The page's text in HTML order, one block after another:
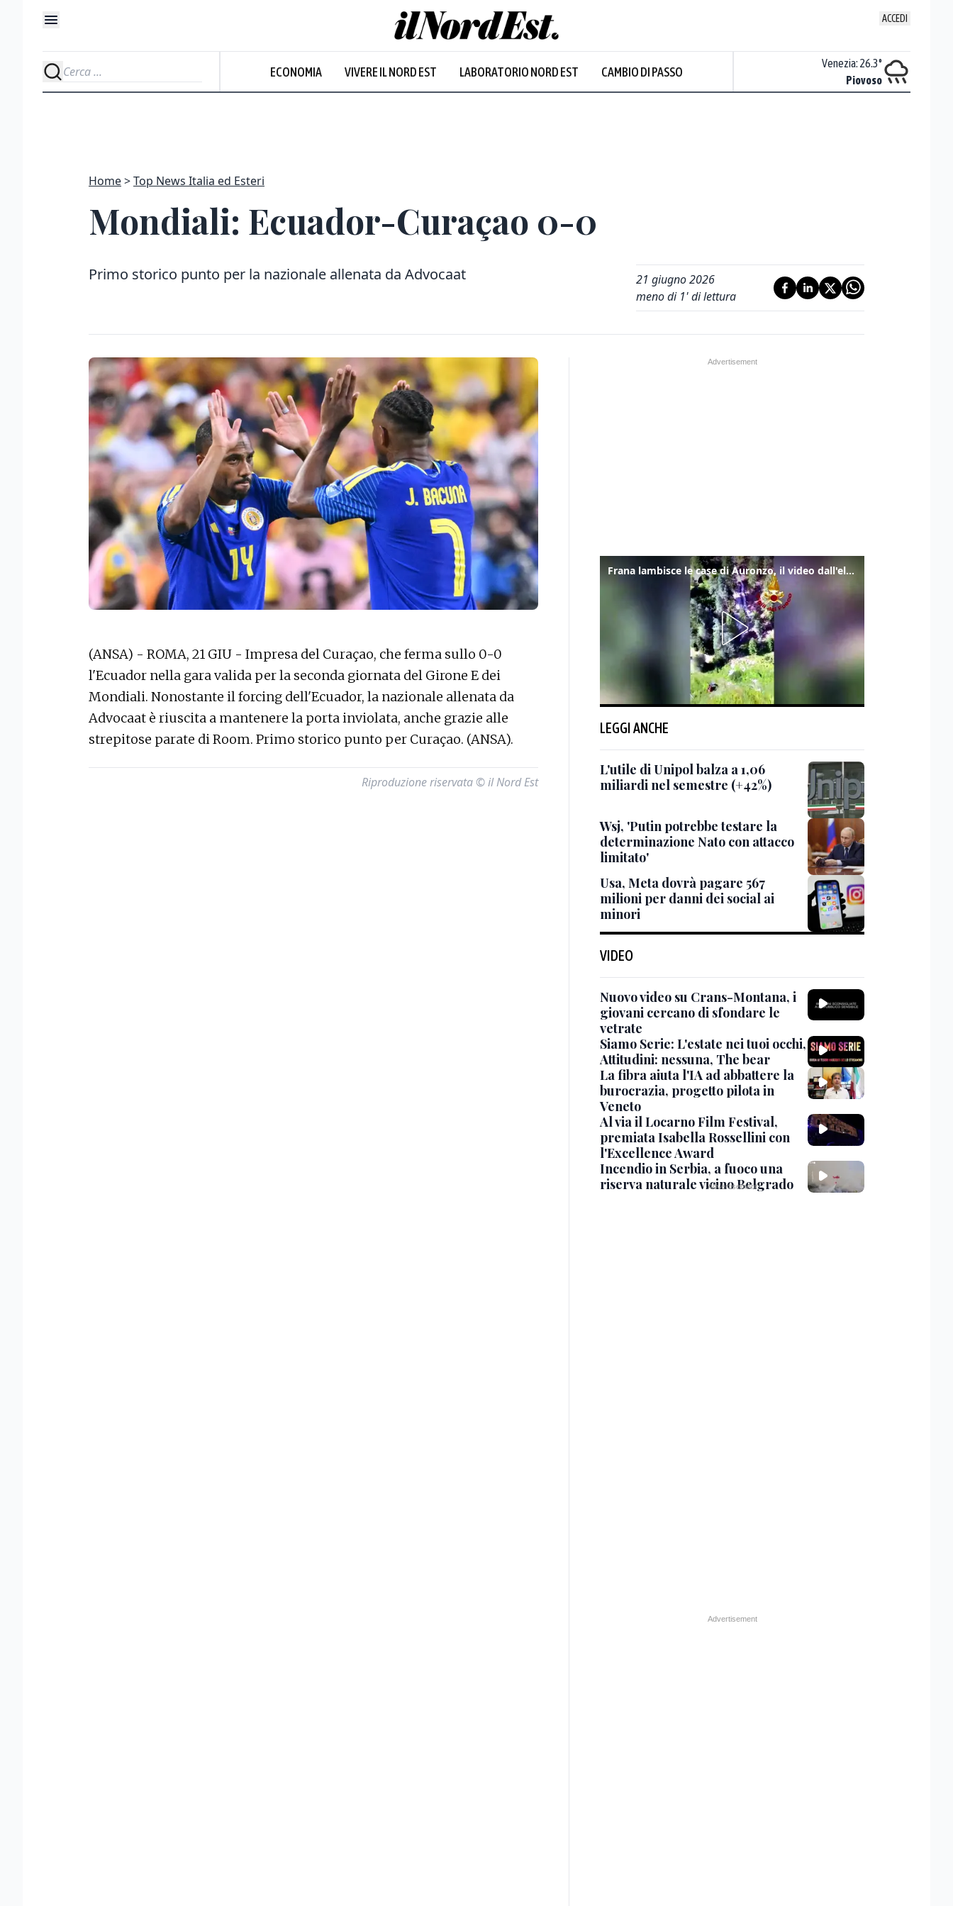
ACCEDI
ECONOMIA VIVERE IL NORD EST LABORATORIO NORD EST CAMBIO DI PASSO
Nuvoloso
Venezia: 26.3°
Piovoso
Home Top News Italia ed Esteri
Mondiali: Ecuador-Curaçao 0-0
Primo storico punto per la nazionale allenata da Advocaat
21 giugno 2026
meno di 1' di lettura
(ANSA) - ROMA, 21 GIU - Impresa del Curaçao, che ferma sullo 0-0
l'Ecuador nella gara valida per la seconda giornata del Girone E dei
Mondiali. Nonostante il forcing dell'Ecuador, la nazionale allenata da
Advocaat è riuscita a mantenere la porta inviolata, anche grazie alle
strepitose parate di Room. Primo storico punto per Curaçao. (ANSA).
Riproduzione riservata © il Nord Est
Frana lambisce le case di Auronzo, il video dall'elicottero dei vigili del fuoco
LEGGI ANCHE
L'utile di Unipol balza a 1,06
miliardi nel semestre (+42%)
Wsj, 'Putin potrebbe testare la
determinazione Nato con attacco
limitato'
Usa, Meta dovrà pagare 567
milioni per danni dei social ai
minori
VIDEO
Nuovo video su Crans-Montana, i
giovani cercano di sfondare le
vetrate
Siamo Serie: L'estate nei tuoi occhi,
Attitudini: nessuna, The bear
La fibra aiuta l'IA ad abbattere la
burocrazia, progetto pilota in
Veneto
Al via il Locarno Film Festival,
premiata Isabella Rossellini con
l'Excellence Award
Incendio in Serbia, a fuoco una
riserva naturale vicino Belgrado